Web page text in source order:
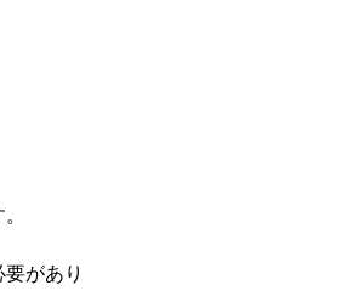
があり